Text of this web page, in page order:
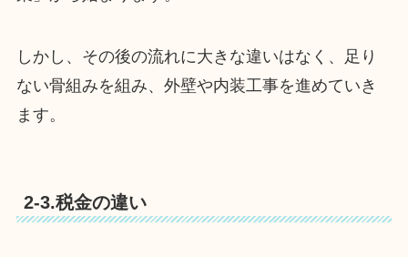
しかし、その後の流れに大きな違いはなく、足り
ない骨組みを組み、外壁や内装工事を進めていき
ます。
2-3.税金の違い